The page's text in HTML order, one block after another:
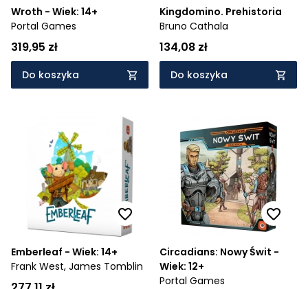
Wroth - Wiek: 14+
Portal Games
319,95 zł
Do koszyka
Kingdomino. Prehistoria
Bruno Cathala
134,08 zł
Do koszyka
Emberleaf - Wiek: 14+
Frank West, James Tomblin
Circadians: Nowy Świt -
Wiek: 12+
Portal Games